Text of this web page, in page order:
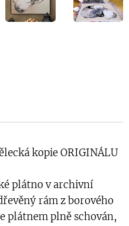
kopie ORIGINÁLU
plátno v archivní
rám z borového
plátnem plně schován,